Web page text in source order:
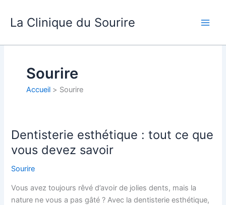
contenu
La Clinique du Sourire
Sourire
Accueil Sourire
Dentisterie esthétique : tout ce que
vous devez savoir
Sourire
Vous avez toujours rêvé d’avoir de jolies dents, mais la
nature ne vous a pas gâté ? Avec la dentisterie esthétique,
Dentisterie
esthétique
tout